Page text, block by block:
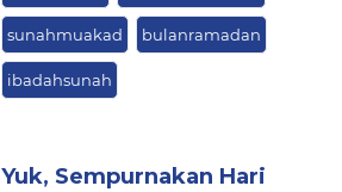
sunahmuakad bulanramadan
ibadahsunah
Yuk, Sempurnakan Hari